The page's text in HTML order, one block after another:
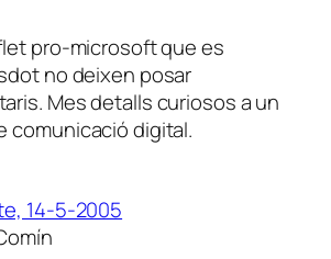
pro-microsoft que es
no deixen posar
Mes detalls curiosos a un
comunicació digital.
14-5-2005